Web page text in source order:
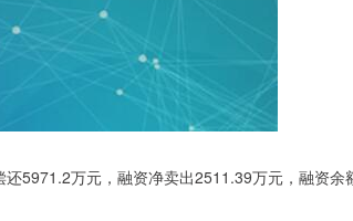
5971.2万元，融资净卖出2511.39万元，融资余